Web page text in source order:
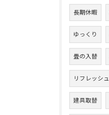
長期休暇
ゆっくり
畳の入替
リフレッシュ
建具取替